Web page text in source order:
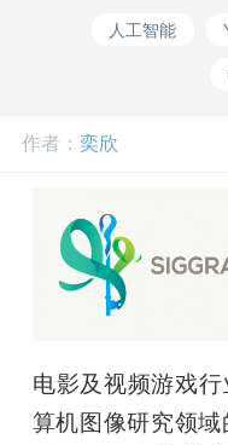
开
人工智能
作者： 奕欣
电影及视频游戏
算机图像研究领